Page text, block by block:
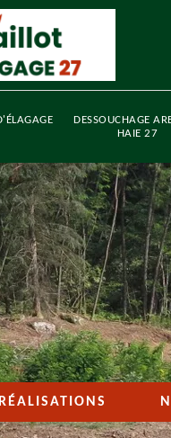
DESSOUCHAGE
HAIE 27